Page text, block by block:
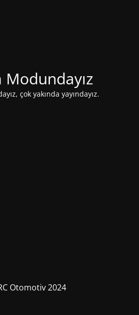
Modundayız
çok yakında yayındayız.
Otomotiv 2024